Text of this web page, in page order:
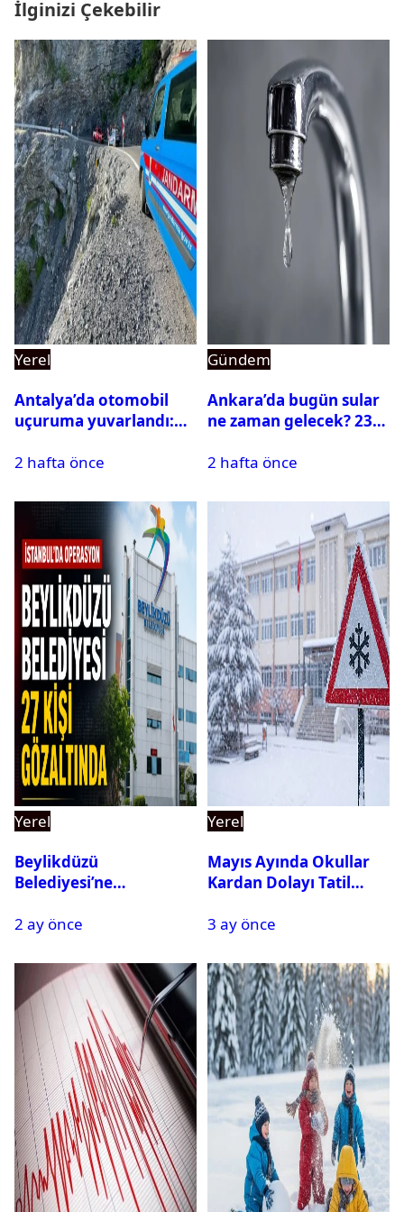
İlginizi Çekebilir
Yerel
Antalya’da otomobil
uçuruma yuvarlandı:
var
2 hafta önce
Gündem
Ankara’da bugün sular
ne zaman gelecek? 23
su kesintisi sorgulama
2 hafta önce
Yerel
Beylikdüzü
Belediyesi’ne
Gözaltına Alındı
2 ay önce
Yerel
Mayıs Ayında Okullar
Kardan Dolayı Tatil
3 ay önce